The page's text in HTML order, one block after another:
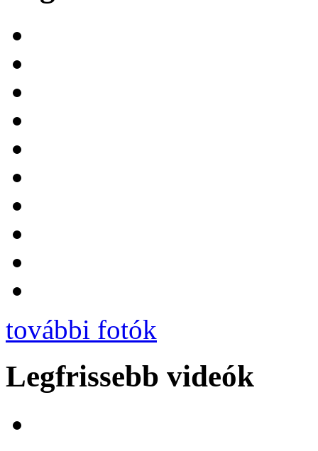
további fotók
Legfrissebb videók